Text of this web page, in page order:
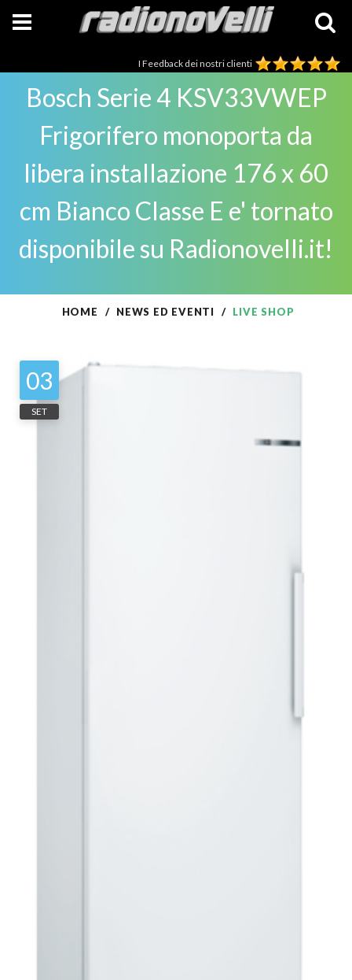
I Feedback dei nostri clienti
Bosch Serie 4 KSV33VWEP
Frigorifero monoporta da
libera installazione 176 x 60
cm Bianco Classe E e' tornato
disponibile su Radionovelli.it!
HOME NEWS ED EVENTI LIVE SHOP
03
SET